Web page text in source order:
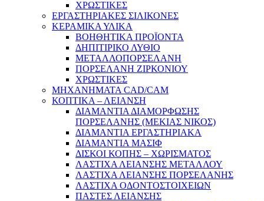
ΧΡΩΣΤΙΚΕΣ
ΕΡΓΑΣΤΗΡΙΑΚΕΣ ΣΙΛΙΚΟΝΕΣ
ΚΕΡΑΜΙΚΑ ΥΛΙΚΑ
ΒΟΗΘΗΤΙΚΑ ΠΡΟΪΟΝΤΑ
ΔΗΠΙΤΙΡΙΚΟ ΛΥΘΙΟ
ΜΕΤΑΛΛΟΠΟΡΣΕΛΑΝΗ
ΠΟΡΣΕΛΑΝΗ ΖΙΡΚΟΝΙΟΥ
ΧΡΩΣΤΙΚΕΣ
ΜΗΧΑΝΗΜΑΤΑ CAD/CAM
ΚΟΠΤΙΚΑ – ΛΕΙΑΝΣΗ
ΔΙΑΜΑΝΤΙΑ ΔΙΑΜΟΡΦΩΣΗΣ
ΠΟΡΣΕΛΑΝΗΣ (ΜΕΚΙΑΣ ΝΙΚΟΣ)
ΔΙΑΜΑΝΤΙΑ ΕΡΓΑΣΤΗΡΙΑΚΑ
ΔΙΑΜΑΝΤΙΑ ΜΑΣΙΦ
ΔΙΣΚΟΙ ΚΟΠΗΣ – ΧΩΡΙΣΜΑΤΟΣ
ΛΑΣΤΙΧΑ ΛΕΙΑΝΣΗΣ ΜΕΤΑΛΛΟΥ
ΛΑΣΤΙΧΑ ΛΕΙΑΝΣΗΣ ΠΟΡΣΕΛΑΝΗΣ
ΛΑΣΤΙΧΑ ΟΔΟΝΤΟΣΤΟΙΧΕΙΩΝ
ΠΑΣΤΕΣ ΛΕΙΑΝΣΗΣ